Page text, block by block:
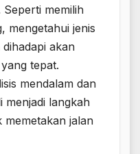
memilih
mengetahui jenis
akan
tepat.
mendalam dan
menjadi langkah
jalan